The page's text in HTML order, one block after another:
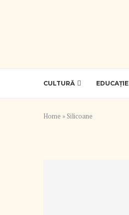
CULTURĂ EDUCAȚIE
Home » Silicoane